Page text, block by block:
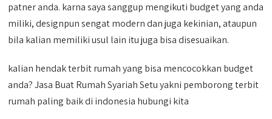
patner anda. karna saya sanggup mengikuti budget yang anda
miliki, designpun sengat modern dan juga kekinian, ataupun
bila kalian memiliki usul lain itu juga bisa disesuaikan.
kalian hendak terbit rumah yang bisa mencocokkan budget
anda? Jasa Buat Rumah Syariah Setu yakni pemborong terbit
rumah paling baik di indonesia hubungi kita